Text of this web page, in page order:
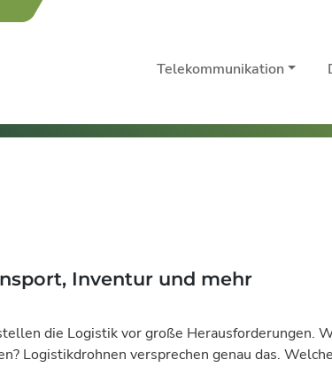
Telekommunikation
Inventur und mehr
die Logistik vor große Herausforderungen.
Logistikdrohnen versprechen genau das.